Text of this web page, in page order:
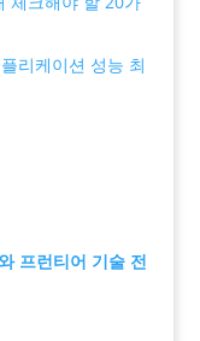
리케이션 성능 최
프런티어 기술 전